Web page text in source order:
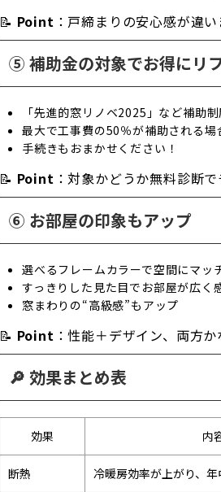
📝 Point ：戸締まりの安心感が違い
⑤ 補助金の対象でお得にリ
「先進的窓リノベ2025」など補助制
最大で工事費の50％が補助される場
手続きもおまかせください！
📝 Point ：対象かどうか無料診断
⑥ お部屋の印象もアップ
選べるフレームカラーで空間にマッ
すっきりした見た目でお部屋が広く
窓まわりの“高級感”もアップ
📝 Point ：性能＋デザイン、両方か
🔎 効果まとめ表
効果 内
断熱 冷暖房効率が上がり、